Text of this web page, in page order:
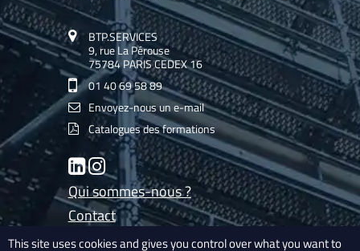
BTP.SERVICES
9, rue La Pérouse
75784 PARIS CEDEX 16
01 40 69 58 89
Envoyez-nous un e-mail
Catalogues des formations
LinkedInInstagram
Qui sommes-nous ?
Contact
Les experts de BTP.Services
This site uses cookies and gives you control over what you want to